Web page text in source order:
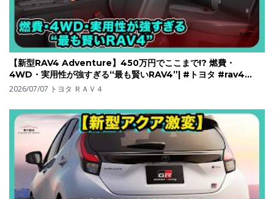
【新型RAV4 Adventure】450万円でここまで!? 燃費・
4WD・実用性が強すぎる“最も賢いRAV4”| #トヨタ #rav4
#toyotarav4
2026/07/07 トヨタ ＲＡＶ４